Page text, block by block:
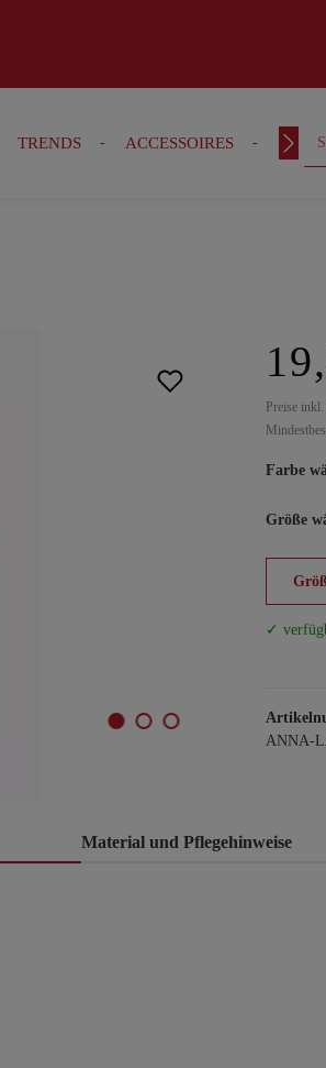
TRENDS ACCESSOIRES
Preise
Farbe
Größe
✓
ANNA-
Material und Pflegehinweise